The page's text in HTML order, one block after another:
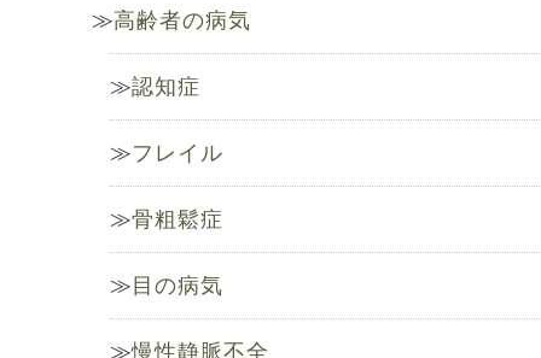
高齢者の病気
認知症
フレイル
骨粗鬆症
目の病気
慢性静脈不全